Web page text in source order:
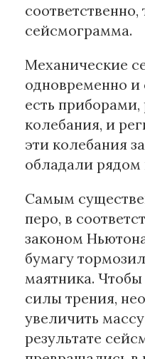
сейсмограмма.
Механические
одновременно
есть
колебания, и
эти колебания
обладали рядом
Самым
перо, в
законом
бумагу
маятника.
силы трения,
увеличить
результате